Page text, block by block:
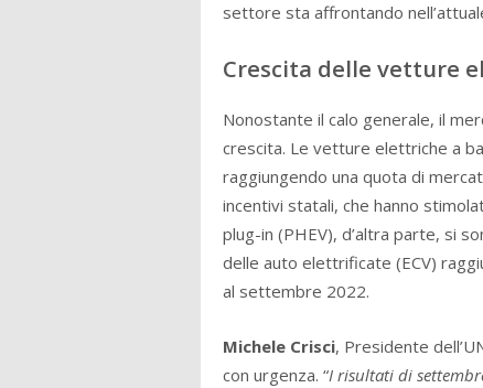
settore sta affrontando
Crescita delle vetture
Nonostante il calo generale, il
crescita. Le vetture elettriche a
raggiungendo una quota di
incentivi statali, che hanno
plug-in (PHEV), d’altra parte, si
delle auto elettrificate (ECV)
al settembre 2022.
Michele Crisci, Presidente
con urgenza. “I risultati di